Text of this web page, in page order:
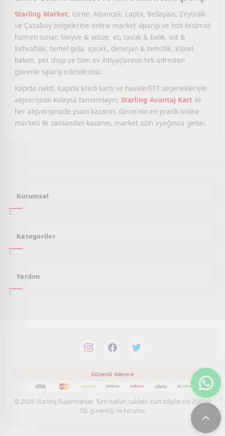
Starling Market; Girne, Alsancak, Lapta, Bellapais, Zeytinlik
ve Çatalköy bölgelerine online market siparişi ve hızlı teslimat
hizmeti sunar. Meyve & sebze, et, tavuk & balık, süt &
kahvaltılık, temel gıda, içecek, deterjan & temizlik, kişisel
bakım, pet shop ve tüm ev ihtiyaçlarınızı tek adresten
güvenle sipariş edebilirsiniz.
Kapıda nakit, kapıda kredi kartı ve havale/EFT seçenekleriyle
alışverişinizi kolayca tamamlayın; Starling Avantaj Kart ile
her alışverişinizde puan kazanın. Girne'nin en pratik online
marketi ile zamandan kazanın, market sizin ayağınıza gelsin.
Kurumsal
Kategoriler
Yardım
© 2026 Starling Supermarket. Tüm hakları saklıdır. Kart bilgileriniz 256-bit
SSL güvenliği ile korunur.